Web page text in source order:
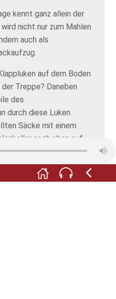
kennt ganz allein der
nicht nur zum Mahlen
auch als
auf dem Boden
Treppe? Daneben
des
durch diese Luken
Säcke mit einem
nach oben auf
Auch die gefüllten
Weg wieder nach